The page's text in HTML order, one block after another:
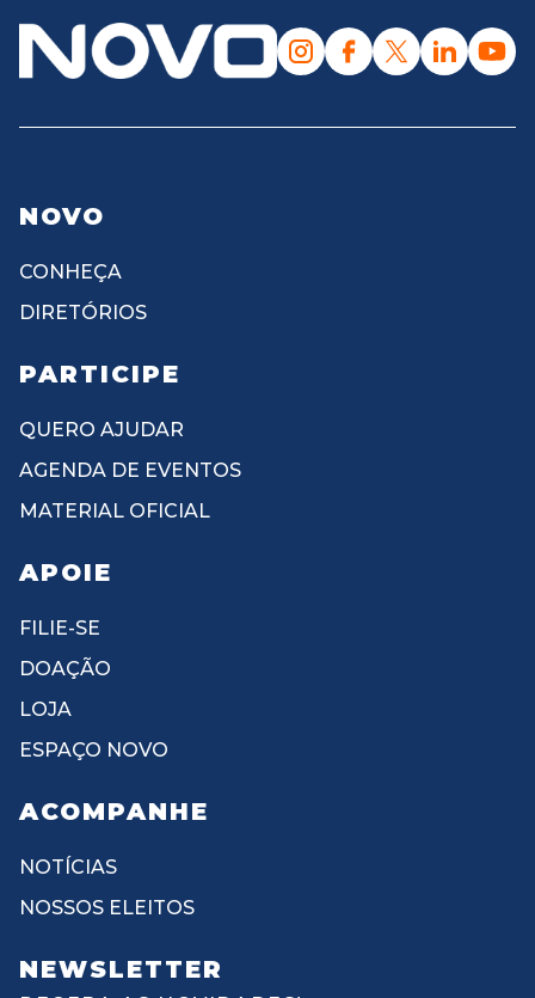
NOVO
CONHEÇA
DIRETÓRIOS
PARTICIPE
QUERO AJUDAR
AGENDA DE EVENTOS
MATERIAL OFICIAL
APOIE
FILIE-SE
DOAÇÃO
LOJA
ESPAÇO NOVO
ACOMPANHE
NOTÍCIAS
NOSSOS ELEITOS
NEWSLETTER